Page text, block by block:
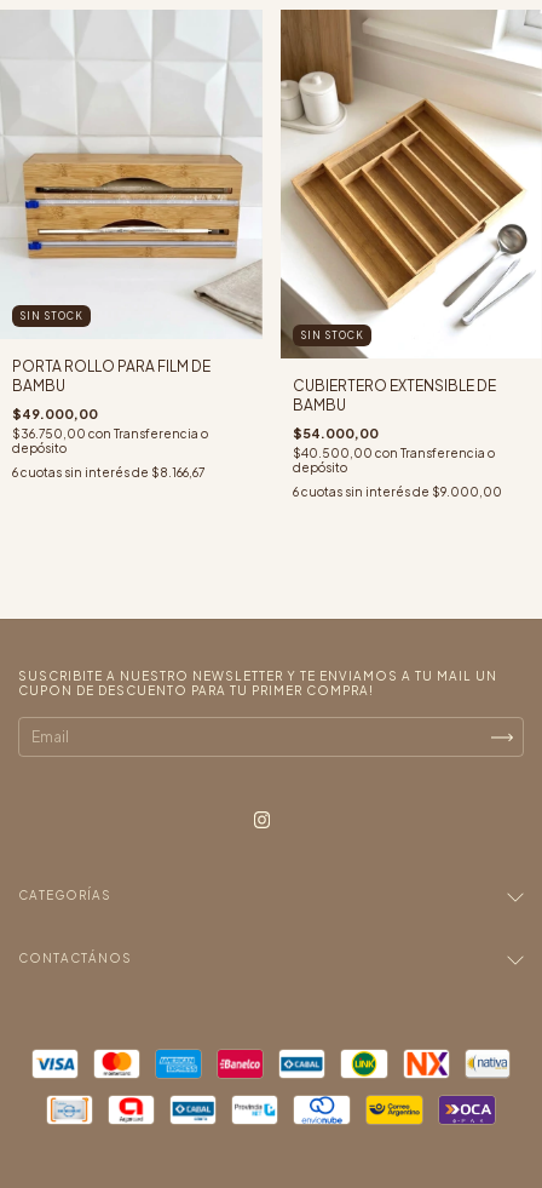
SIN STOCK
PORTA ROLLO PARA FILM DE
BAMBU
$49.000,00
$36.750,00 con Transferencia o
depósito
6cuotas sin interés de $8.166,67
SIN STOCK
CUBIERTERO EXTENSIBLE DE
BAMBU
$54.000,00
$40.500,00 con Transferencia o
depósito
6 cuotas sin interés de $9.000,00
SUSCRIBITE A NUESTRO NEWSLETTER Y TE ENVIAMOS A TU MAIL UN
CUPON DE DESCUENTO PARA TU PRIMER COMPRA!
CATEGORÍAS
CONTACTÁNOS